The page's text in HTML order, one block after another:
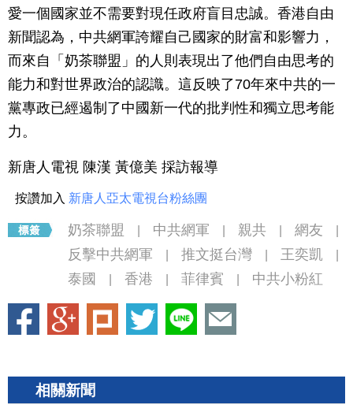
愛一個國家並不需要對現任政府盲目忠誠。香港自由
新聞認為，中共網軍誇耀自己國家的財富和影響力，
而來自「奶茶聯盟」的人則表現出了他們自由思考的
能力和對世界政治的認識。這反映了70年來中共的一
黨專政已經遏制了中國新一代的批判性和獨立思考能
力。
新唐人電視 陳漢 黃億美 採訪報導
按讚加入 新唐人亞太電視台粉絲團
奶茶聯盟 中共網軍 親共 網友
反擊中共網軍 推文挺台灣 王奕凱
泰國 香港 菲律賓 中共小粉紅
相關新聞